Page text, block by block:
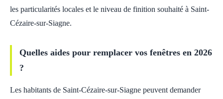
les particularités locales et le niveau de finition souhaité à Saint-
Cézaire-sur-Siagne.
Quelles aides pour remplacer vos fenêtres en 2026
?
Les habitants de Saint-Cézaire-sur-Siagne peuvent demander